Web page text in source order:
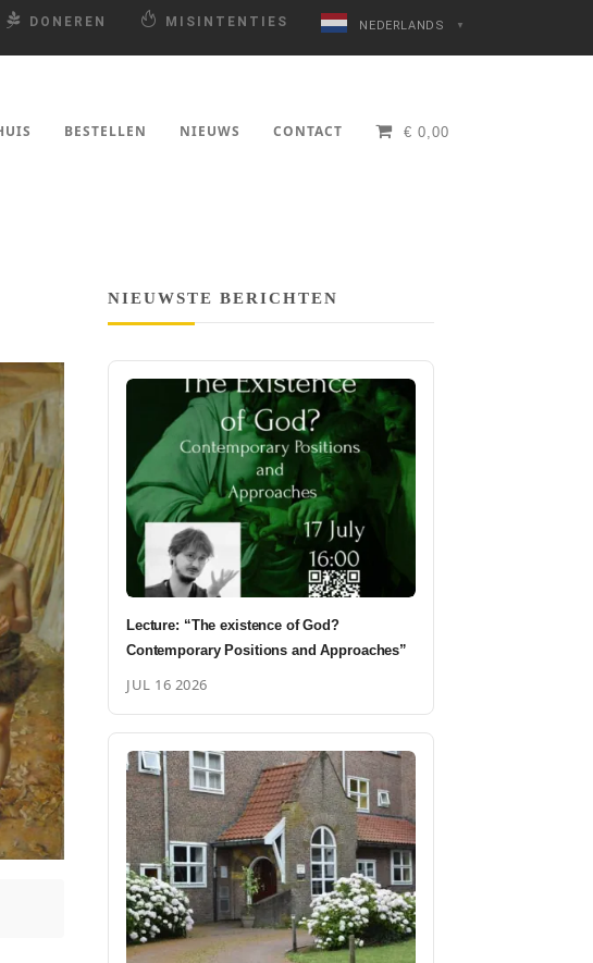
DONEREN MISINTENTIES NEDERLANDS ▼
BESTELLEN NIEUWS CONTACT € 0,00
NIEUWSTE BERICHTEN
Lecture: “The existence of God?
Contemporary Positions and Approaches”
JUL 16 2026